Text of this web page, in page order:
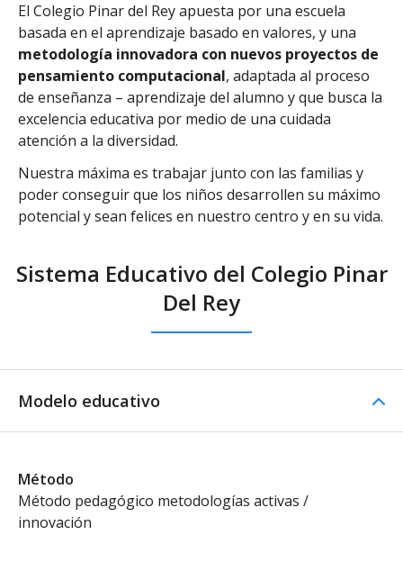
El Colegio Pinar del Rey apuesta por una escuela
basada en el aprendizaje basado en valores, y una
metodología innovadora con nuevos proyectos de
pensamiento computacional, adaptada al proceso
de enseñanza – aprendizaje del alumno y que busca la
excelencia educativa por medio de una cuidada
atención a la diversidad.
Nuestra máxima es trabajar junto con las familias y
poder conseguir que los niños desarrollen su máximo
potencial y sean felices en nuestro centro y en su vida.
Sistema Educativo del Colegio Pinar
Del Rey
Modelo educativo
Método
Método pedagógico metodologías activas /
innovación